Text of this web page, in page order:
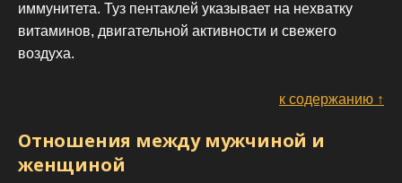
иммунитета. Туз пентаклей указывает на нехватку
витаминов, двигательной активности и свежего
воздуха.
к содержанию ↑
Отношения между мужчиной и
женщиной